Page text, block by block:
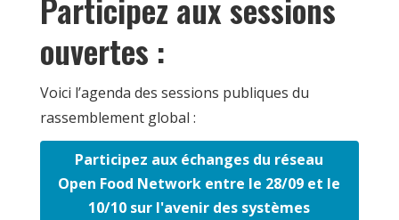
ouvertes :
Voici l’agenda des sessions publiques du
rassemblement global :
Participez aux échanges du réseau
Open Food Network entre le 28/09 et le
10/10 sur l'avenir des systèmes